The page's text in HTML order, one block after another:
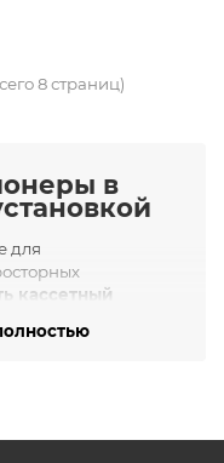
8 страниц)
в
для
кассетный
коммерческих
подходят